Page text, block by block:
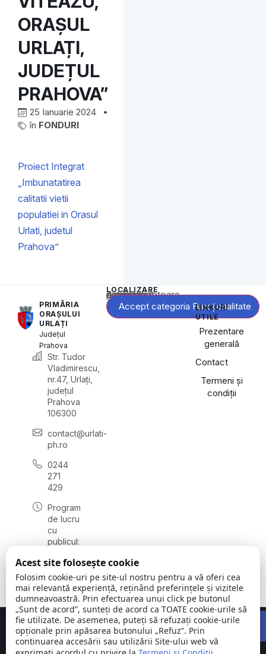
ORAȘUL
URLAȚI,
JUDEȚUL
PRAHOVA”
25 Ianuarie 2024
în FONDURI
Proiect Integrat
„Imbunatatirea
calitatii vietii
populatiei in Orasul
Urlati, judetul
Prahova”
PRIMĂRIA
ORAȘULUI
URLAȚI
Județul
Prahova
Str. Tudor
Vladimirescu,
nr.47, Urlați,
județul
Prahova
106300
contact@urlati-
ph.ro
0244
271
429
Program
de lucru
cu
publicul:
vineri
08:00 -
16:30
LOCALIZARE
Acest conținut este blocat până când acceptați categoria corespunzătoare de cookie-uri.
Accept categoria Funcționalitate
LINKURI
UTILE
Prezentare
generală
Contact
Termeni și
condiții
Orașul Urlați | © Toate
Concept realizat deBig Media Relații Publice SRL
Acest site folosește cookie
Folosim cookie-uri pe site-ul nostru pentru a vă oferi cea
mai relevantă experiență, reținând preferințele și vizitele
dumneavoastră. Prin efectuarea unui click pe butonul
„Sunt de acord”, sunteți de acord ca TOATE cookie-urile să
fie utilizate. De asemenea, puteți să refuzați cookie-urile
opționale prin apăsarea butonului „Refuz”. Prin
continuarea accesării sau utilizării Site-ului web vă